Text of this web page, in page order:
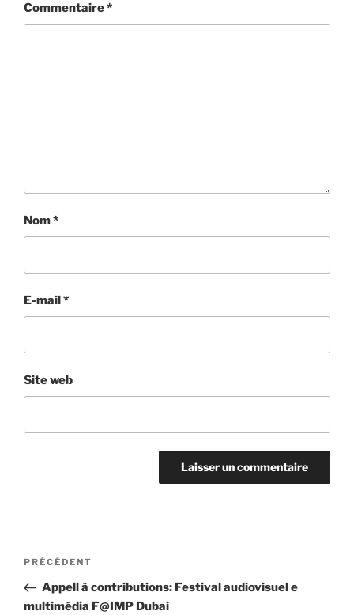
Commentaire*
Nom*
E-mail*
Site web
Navigation
l’article
Article
précédent
PRÉCÉDENT
Appell à contributions: Festival audiovisuel e
multimédia F@IMP Dubai